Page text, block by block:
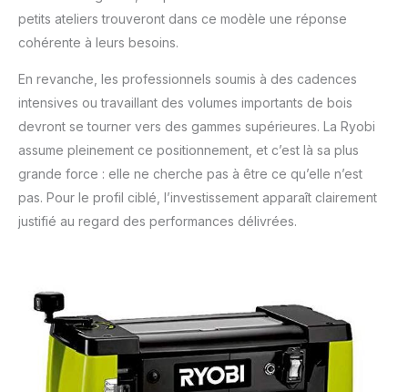
petits ateliers trouveront dans ce modèle une réponse
cohérente à leurs besoins.
En revanche, les professionnels soumis à des cadences
intensives ou travaillant des volumes importants de bois
devront se tourner vers des gammes supérieures. La Ryobi
assume pleinement ce positionnement, et c’est là sa plus
grande force : elle ne cherche pas à être ce qu’elle n’est
pas. Pour le profil ciblé, l’investissement apparaît clairement
justifié au regard des performances délivrées.